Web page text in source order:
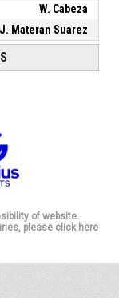
W. Cabeza
J. Materan Suarez
of website
please click here